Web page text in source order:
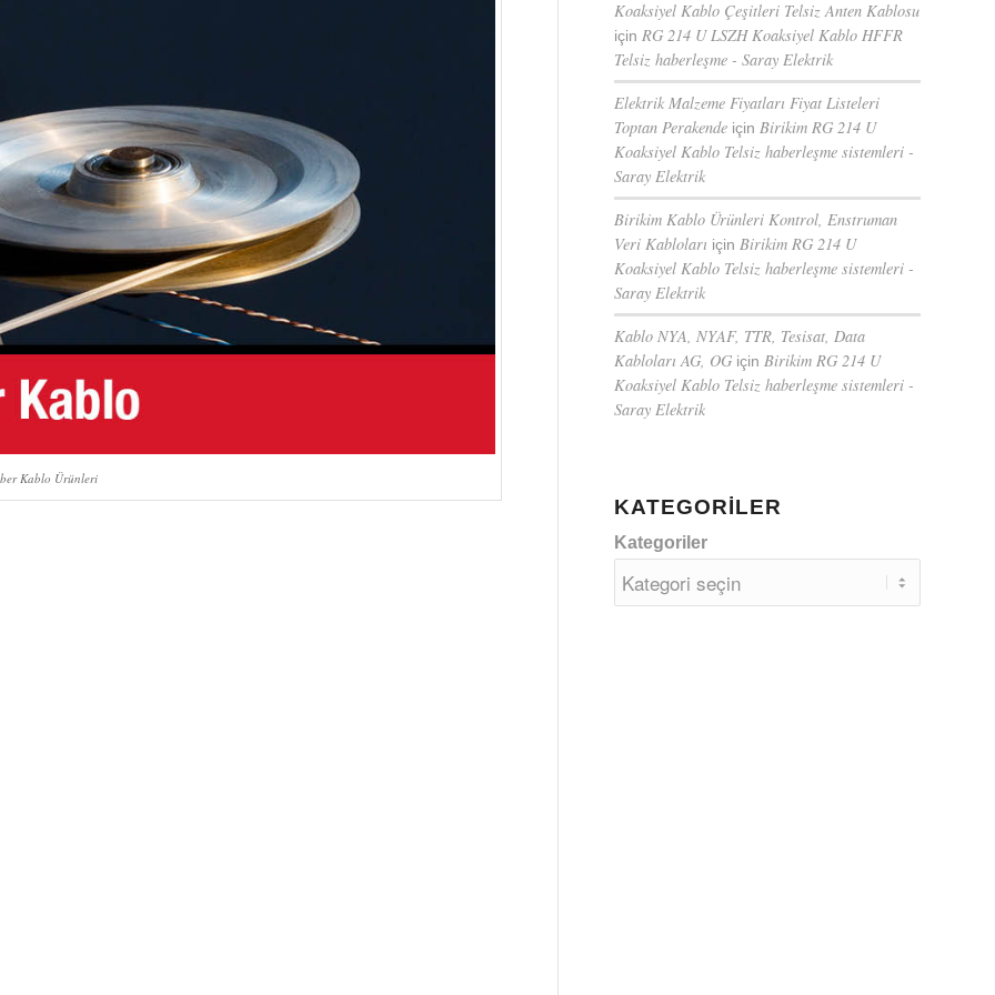
Kablo Ürünleri
Koaksiyel Kablo Çeşitleri Telsiz Anten Kablosu
için RG 214 U LSZH Koaksiyel Kablo HFFR
Telsiz haberleşme - Saray Elektrik
Elektrik Malzeme Fiyatları Fiyat Listeleri
Toptan Perakende için Birikim RG 214 U
Koaksiyel Kablo Telsiz haberleşme sistemleri -
Saray Elektrik
Birikim Kablo Ürünleri Kontrol, Enstruman
Veri Kabloları için Birikim RG 214 U
Koaksiyel Kablo Telsiz haberleşme sistemleri -
Saray Elektrik
Kablo NYA, NYAF, TTR, Tesisat, Data
Kabloları AG, OG için Birikim RG 214 U
Koaksiyel Kablo Telsiz haberleşme sistemleri -
Saray Elektrik
KATEGORILER
Kategoriler